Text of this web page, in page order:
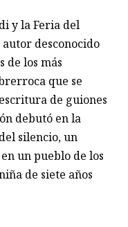
y la Feria del
desconocido
de los más
que se
de guiones
debutó en la
silencio, un
un pueblo de los
de siete años